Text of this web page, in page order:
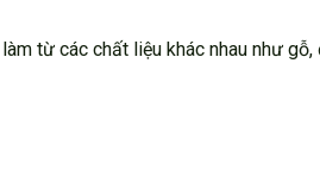
từ các chất liệu khác nhau như